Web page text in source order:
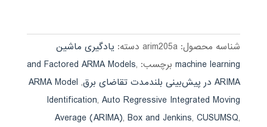
شناسه محصول: arim205a دسته: یادگیری ماشین
machine learning برچسب: and Factored ARMA Models,
ARIMA در پیش‌بینی بلندمدت تقاضای برق
,
ARMA Model
Identification,Auto Regressive Integrated Moving
Average (ARIMA),Box and Jenkins,CUSUMSQ,